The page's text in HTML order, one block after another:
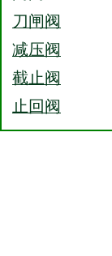
刀闸阀
减压阀
截止阀
止回阀